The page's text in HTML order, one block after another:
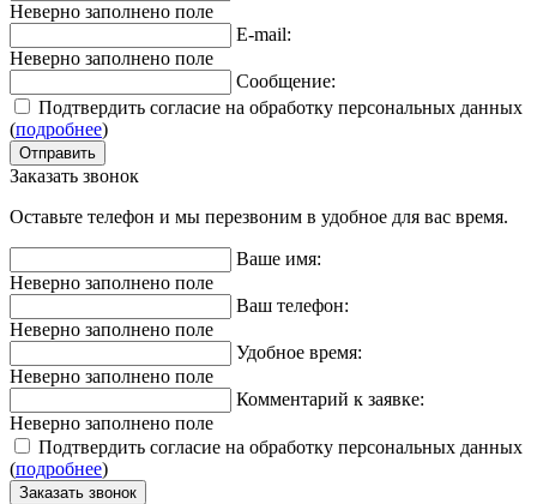
Неверно заполнено поле
E-mail:
Неверно заполнено поле
Сообщение:
Подтвердить согласие на обработку персональных данных
(подробнее)
Заказать звонок
Оставьте телефон и мы перезвоним в удобное для вас время.
Ваше имя:
Неверно заполнено поле
Ваш телефон:
Неверно заполнено поле
Удобное время:
Неверно заполнено поле
Комментарий к заявке:
Неверно заполнено поле
Подтвердить согласие на обработку персональных данных
(подробнее)